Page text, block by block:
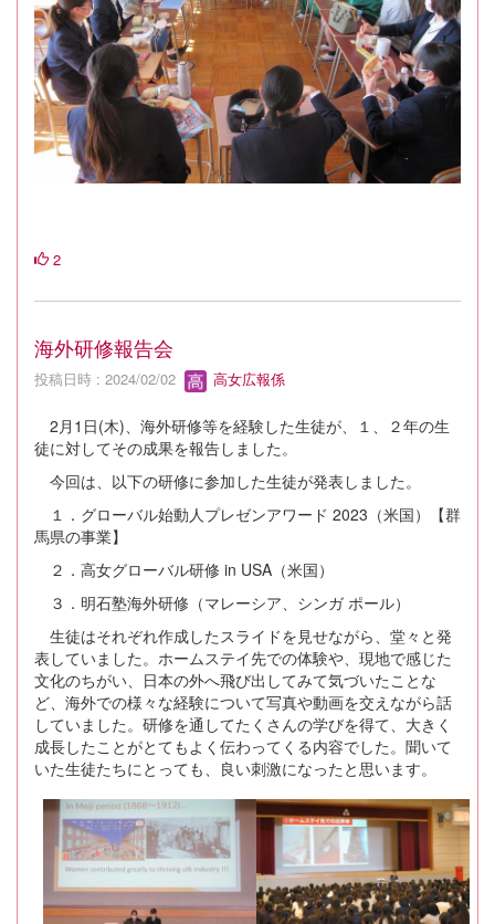
2
海外研修報告会
投稿日時 : 2024/02/02 高女広報係
2月1日(木)、海外研修等を経験した生徒が、１、２年の生
徒に対してその成果を報告しました。
今回は、以下の研修に参加した生徒が発表しました。
１．グローバル始動人プレゼンアワード 2023（米国）【群
馬県の事業】
２．高女グローバル研修 in USA（米国）
３．明石塾海外研修（マレーシア、シンガ ポール）
生徒はそれぞれ作成したスライドを見せながら、堂々と発
表していました。ホームステイ先での体験や、現地で感じた
文化のちがい、日本の外へ飛び出してみて気づいたことな
ど、海外での様々な経験について写真や動画を交えながら話
していました。研修を通してたくさんの学びを得て、大きく
成長したことがとてもよく伝わってくる内容でした。聞いて
いた生徒たちにとっても、良い刺激になったと思います。